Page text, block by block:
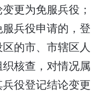
更为免服兵役；
兵役申请的，登
的市、市辖区人
核查，对情况属
役登记结论变更